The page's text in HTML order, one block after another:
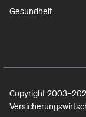
Gesundheit
Copyright